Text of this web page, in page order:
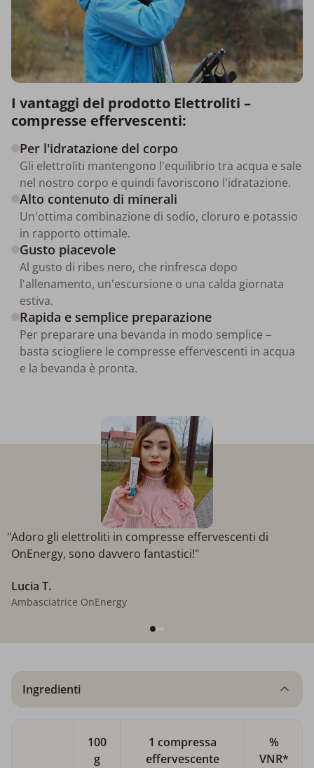
I vantaggi del prodotto Elettroliti –
compresse effervescenti:
Per l'idratazione del corpo
Gli elettroliti mantengono l'equilibrio tra acqua e sale
nel nostro corpo e quindi favoriscono l'idratazione.
Alto contenuto di minerali
Un'ottima combinazione di sodio, cloruro e potassio
in rapporto ottimale.
Gusto piacevole
Al gusto di ribes nero, che rinfresca dopo
l'allenamento, un'escursione o una calda giornata
estiva.
Rapida e semplice preparazione
Per preparare una bevanda in modo semplice –
basta sciogliere le compresse effervescenti in acqua
e la bevanda è pronta.
"Adoro gli elettroliti in compresse effervescenti di
OnEnergy, sono davvero fantastici!"
Lucia T.
Ambasciatrice OnEnergy
Ingredienti
100
g
1 compressa
effervescente
%
VNR*